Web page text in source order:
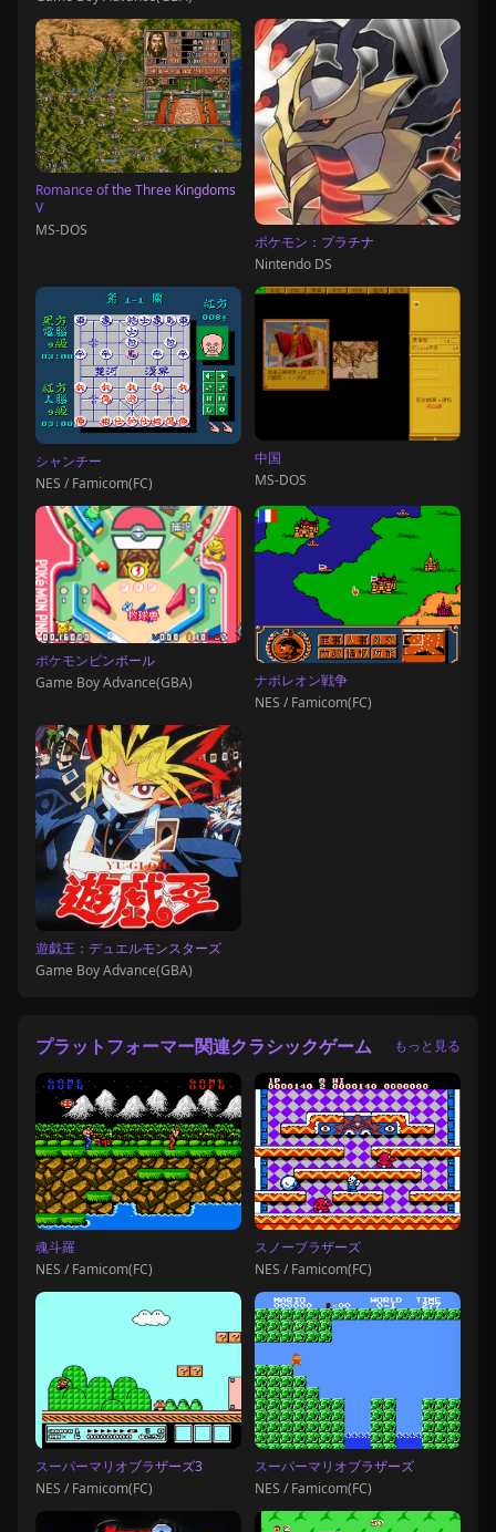
Romance of the Three Kingdoms
V
MS-DOS
ポケモン：プラチナ
Nintendo DS
シャンチー
NES / Famicom(FC)
中国
MS-DOS
ポケモンピンボール
Game Boy Advance(GBA)
ナポレオン戦争
NES / Famicom(FC)
遊戯王：デュエルモンスターズ
Game Boy Advance(GBA)
プラットフォーマー関連クラシックゲーム もっと見る
魂斗羅
NES / Famicom(FC)
スノーブラザーズ
NES / Famicom(FC)
スーパーマリオブラザーズ3
NES / Famicom(FC)
スーパーマリオブラザーズ
NES / Famicom(FC)